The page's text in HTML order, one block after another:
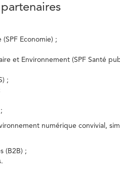
Economie) ;
et Environnement (SPF Santé
;
numérique convivial,
(B2B) ;